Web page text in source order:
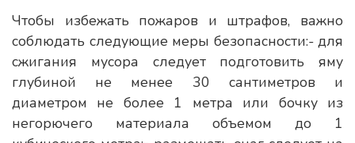
Чтобы избежать пожаров и штрафов, важно
соблюдать следующие меры безопасности:- для
сжигания мусора следует подготовить яму
глубиной не менее 30 сантиметров и
диаметром не более 1 метра или бочку из
негорючего материала объемом до 1